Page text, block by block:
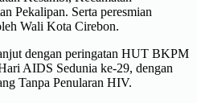
Pekalipan. Serta peresmian
Wali Kota Cirebon.
dengan peringatan HUT BKPM
AIDS Sedunia ke-29, dengan
Tanpa Penularan HIV.